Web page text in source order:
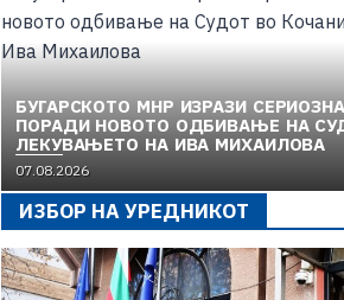
БУГАРСКОТО МНР ИЗРАЗИ
ПОРАДИ НОВОТО ОДБИВАЊЕ НА
ЛЕКУВАЊЕТО НА ИВА МИХАИЛОВА
07.08.2026
ИЗБОР НА УРЕДНИКОТ